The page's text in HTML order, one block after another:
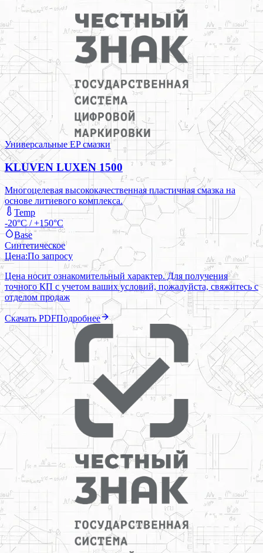
Универсальные EP смазки
KLUVEN LUXEN 1500
Многоцелевая высококачественная пластичная смазка на
основе литиевого комплекса.
Temp
-20°C / +150°C
Base
Синтетическое
Цена:По запросу
Цена носит ознакомительный характер. Для получения
точного КП с учетом ваших условий, пожалуйста, свяжитесь с
отделом продаж
Скачать PDFПодробнее